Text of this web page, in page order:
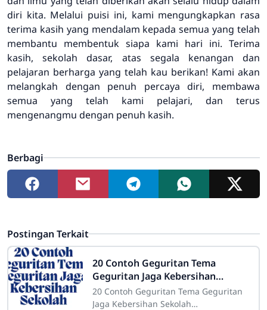
diri kita. Melalui puisi ini, kami mengungkapkan rasa
terima kasih yang mendalam kepada semua yang telah
membantu membentuk siapa kami hari ini. Terima
kasih, sekolah dasar, atas segala kenangan dan
pelajaran berharga yang telah kau berikan! Kami akan
melangkah dengan penuh percaya diri, membawa
semua yang telah kami pelajari, dan terus
mengenangmu dengan penuh kasih.
Berbagi
Postingan Terkait
20 Contoh Geguritan Tema
Geguritan Jaga Kebersihan
Sekolah
20 Contoh Geguritan Tema Geguritan
Jaga Kebersihan Sekolah